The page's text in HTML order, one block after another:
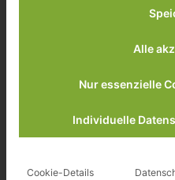
Christopeit
Christopeit
Datenschutz
Ergometer Filter
Ergometer richtig
Alle
Nur essenzielle
Individuelle
Cookie-Details